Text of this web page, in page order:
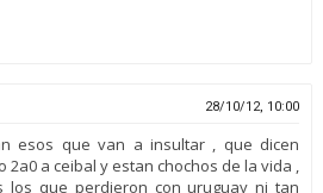
28/10/12, 10:00
esos que van a insultar , que dicen
2a0 a ceibal y estan chochos de la vida ,
los que perdieron con uruguay ni tan